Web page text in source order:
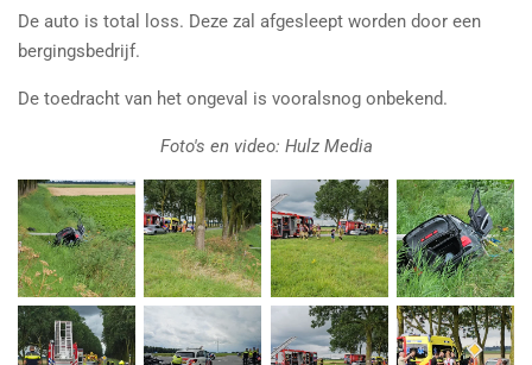
De auto is total loss. Deze zal afgesleept worden door een
bergingsbedrijf.
De toedracht van het ongeval is vooralsnog onbekend.
Foto's en video: Hulz Media